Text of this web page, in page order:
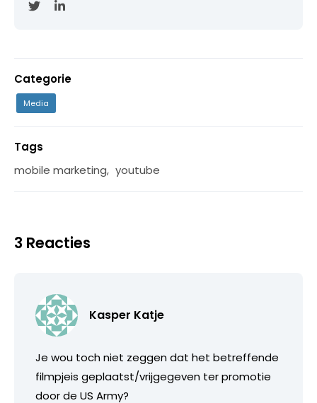
Categorie
Media
Tags
mobile marketing, youtube
3 Reacties
Kasper Katje
Je wou toch niet zeggen dat het betreffende
filmpjeis geplaatst/vrijgegeven ter promotie
door de US Army?